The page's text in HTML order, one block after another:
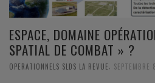
ESPACE, DOMAINE
SPATIAL DE COMBAT » ?
OPERATIONNELS SLDS LA REVUE